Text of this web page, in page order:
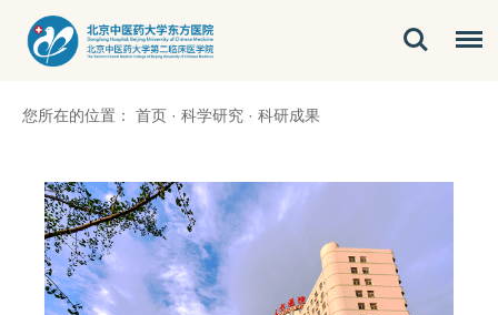
您所在的位置： 首页 · 科学研究 · 科研成果